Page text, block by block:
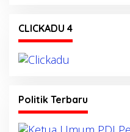
CLICKADU 4
Politik Terbaru